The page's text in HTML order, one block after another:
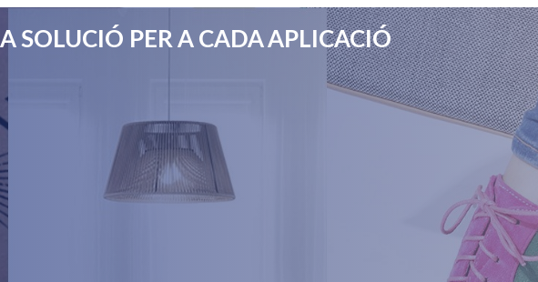
SOLUCIÓ PER A CADA APLICACIÓ